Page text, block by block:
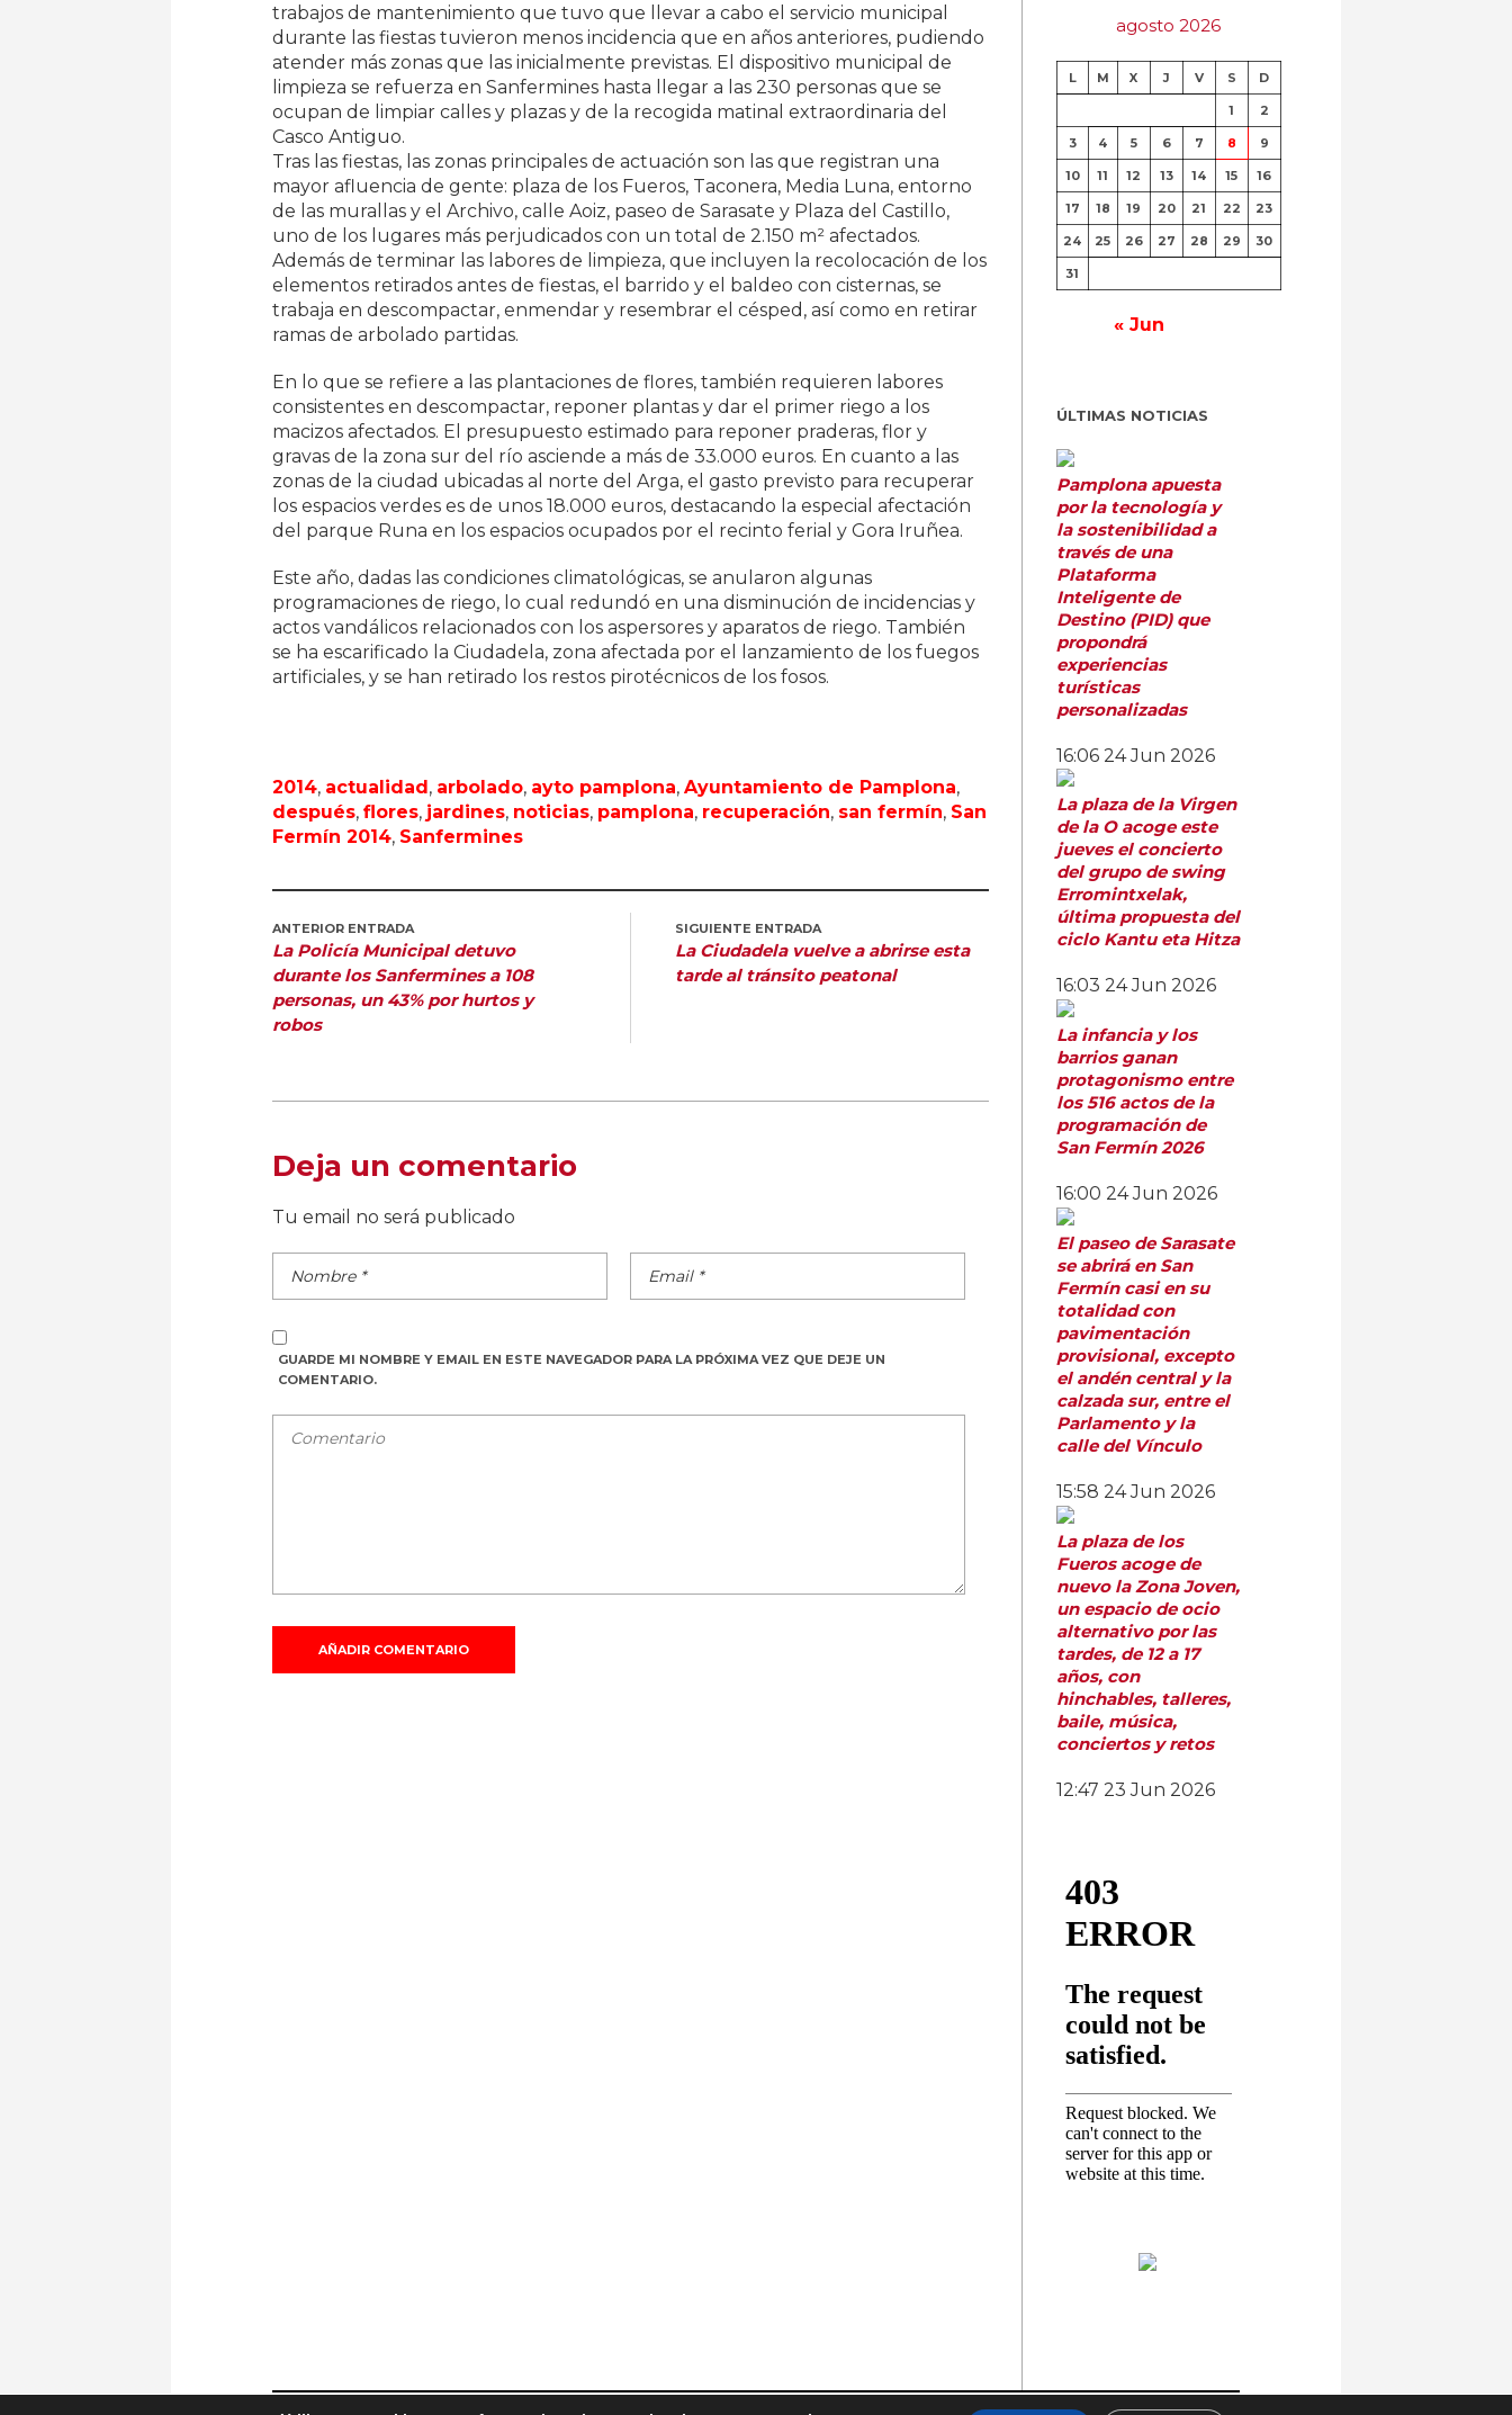
trabajos de mantenimiento que tuvo que llevar a cabo el servicio municipal
durante las fiestas tuvieron menos incidencia que en años anteriores, pudiendo
atender más zonas que las inicialmente previstas. El dispositivo municipal de
limpieza se refuerza en Sanfermines hasta llegar a las 230 personas que se
ocupan de limpiar calles y plazas y de la recogida matinal extraordinaria del
Casco Antiguo.
Tras las fiestas, las zonas principales de actuación son las que registran una
mayor afluencia de gente: plaza de los Fueros, Taconera, Media Luna, entorno
de las murallas y el Archivo, calle Aoiz, paseo de Sarasate y Plaza del Castillo,
uno de los lugares más perjudicados con un total de 2.150 m² afectados.
Además de terminar las labores de limpieza, que incluyen la recolocación de los
elementos retirados antes de fiestas, el barrido y el baldeo con cisternas, se
trabaja en descompactar, enmendar y resembrar el césped, así como en retirar
ramas de arbolado partidas.
En lo que se refiere a las plantaciones de flores, también requieren labores
consistentes en descompactar, reponer plantas y dar el primer riego a los
macizos afectados. El presupuesto estimado para reponer praderas, flor y
gravas de la zona sur del río asciende a más de 33.000 euros. En cuanto a las
zonas de la ciudad ubicadas al norte del Arga, el gasto previsto para recuperar
los espacios verdes es de unos 18.000 euros, destacando la especial afectación
del parque Runa en los espacios ocupados por el recinto ferial y Gora Iruñea.
Este año, dadas las condiciones climatológicas, se anularon algunas
programaciones de riego, lo cual redundó en una disminución de incidencias y
actos vandálicos relacionados con los aspersores y aparatos de riego. También
se ha escarificado la Ciudadela, zona afectada por el lanzamiento de los fuegos
artificiales, y se han retirado los restos pirotécnicos de los fosos.
2014, actualidad, arbolado, ayto pamplona, Ayuntamiento de Pamplona,
después, flores, jardines, noticias, pamplona, recuperación, san fermín, San
Fermín 2014, Sanfermines
ANTERIOR ENTRADA
La Policía Municipal detuvo
durante los Sanfermines a 108
personas, un 43% por hurtos y
robos
SIGUIENTE ENTRADA
La Ciudadela vuelve a abrirse esta
tarde al tránsito peatonal
Deja un comentario
Tu email no será publicado
GUARDE MI NOMBRE Y EMAIL EN ESTE NAVEGADOR PARA LA PRÓXIMA VEZ QUE DEJE UN
COMENTARIO.
agosto 2026
L M X J V S D
1 2
3 4 5 6 7 8 9
10 11 12 13 14 15 16
17 18 19 20 21 22 23
24 25 26 27 28 29 30
31
« Jun
ÚLTIMAS NOTICIAS
Pamplona apuesta
por la tecnología y
la sostenibilidad a
través de una
Plataforma
Inteligente de
Destino (PID) que
propondrá
experiencias
turísticas
personalizadas
16:06 24 Jun 2026
La plaza de la Virgen
de la O acoge este
jueves el concierto
del grupo de swing
Erromintxelak,
última propuesta del
ciclo Kantu eta Hitza
16:03 24 Jun 2026
La infancia y los
barrios ganan
protagonismo entre
los 516 actos de la
programación de
San Fermín 2026
16:00 24 Jun 2026
El paseo de Sarasate
se abrirá en San
Fermín casi en su
totalidad con
pavimentación
provisional, excepto
el andén central y la
calzada sur, entre el
Parlamento y la
calle del Vínculo
15:58 24 Jun 2026
La plaza de los
Fueros acoge de
nuevo la Zona Joven,
un espacio de ocio
alternativo por las
tardes, de 12 a 17
años, con
hinchables, talleres,
baile, música,
conciertos y retos
12:47 23 Jun 2026